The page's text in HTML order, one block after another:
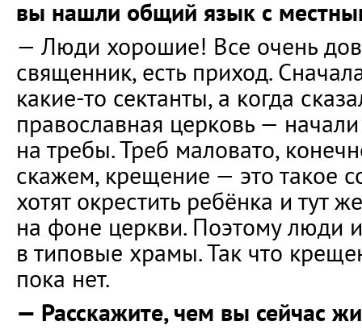
вы нашли общий язык с
— Люди хорошие! Все очень
священник, есть приход.
какие-то сектанты, а когда
православная церковь —
на требы. Треб маловато,
скажем, крещение — это такое
хотят окрестить ребёнка и тут
на фоне церкви. Поэтому люди
в типовые храмы. Так что
пока нет.
— Расскажите, чем вы сейчас